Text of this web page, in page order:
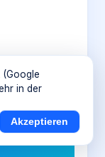
(Google
in der
Akzeptieren